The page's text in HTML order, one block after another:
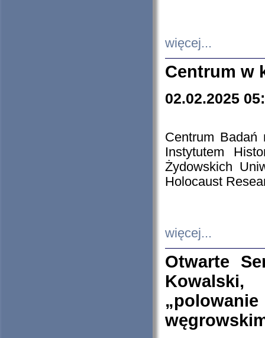
więcej...
Centrum w
02.02.2025
Centrum Badań
Instytutem
Żydowskich
Holocaust
więcej...
Otwarte